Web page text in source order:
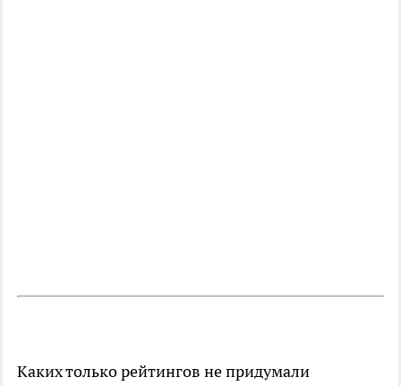
Каких только рейтингов не придумали